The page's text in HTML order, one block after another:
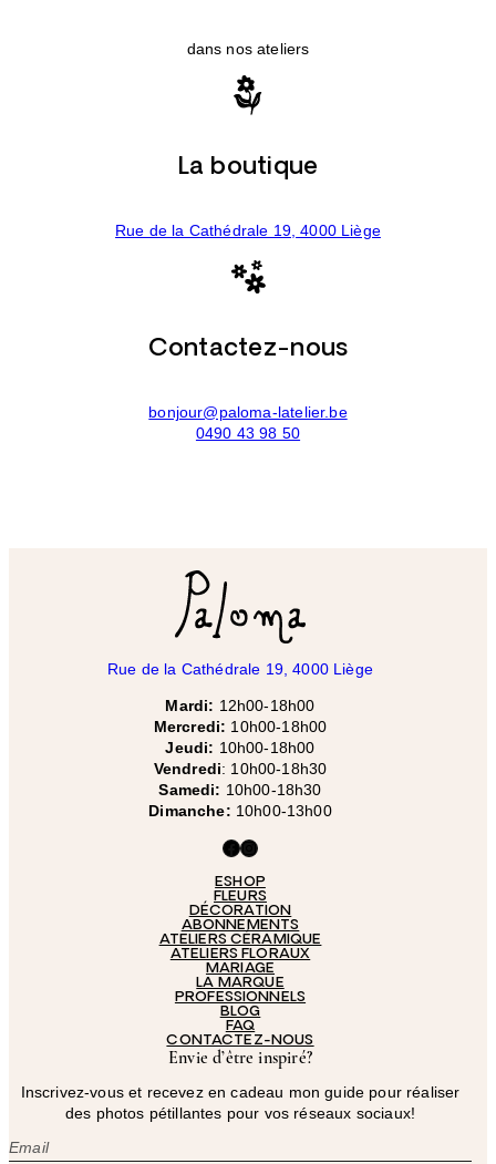
dans nos ateliers
La boutique
Rue de la Cathédrale 19, 4000 Liège
Contactez-nous
bonjour@paloma-latelier.be
0490 43 98 50
Rue de la Cathédrale 19, 4000 Liège
Mardi: 12h00-18h00
Mercredi: 10h00-18h00
Jeudi: 10h00-18h00
Vendredi: 10h00-18h30
Samedi: 10h00-18h30
Dimanche: 10h00-13h00
Facebook Instagram
ESHOP
FLEURS
DÉCORATION
ABONNEMENTS
ATELIERS CÉRAMIQUE
ATELIERS FLORAUX
MARIAGE
LA MARQUE
PROFESSIONNELS
BLOG
FAQ
CONTACTEZ-NOUS
Envie d’être inspiré?
Inscrivez-vous et recevez en cadeau mon guide pour réaliser
des photos pétillantes pour vos réseaux sociaux!